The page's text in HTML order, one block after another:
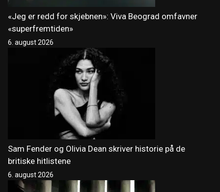
«Jeg er redd for skjebnen»: Viva Beograd omfavner
«superfremtiden»
6. august 2026
Sam Fender og Olivia Dean skriver historie på de
britiske hitlistene
6. august 2026